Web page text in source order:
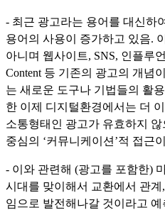
- 최근 광고라는 용어를 대신하
용어의 사용이 증가하고 있음.
아니며 웹사이트, SNS, 인플루
Content 등 기존의 광고의 개념
는 새로운 도구나 기법들의 활
한 이제 디지털환경에서는 더
소통형태인 광고가 유효하지
중심의 ‘커뮤니케이션’적 접근
- 이와 관련해 (광고를 포함한)
시대를 맞이해서 교환에서 관
임으로 발전해나갈 것이라고